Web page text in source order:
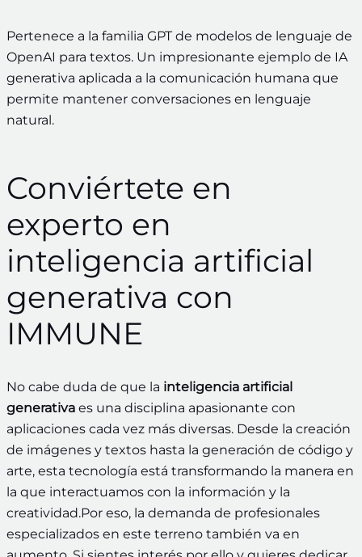
Pertenece a la familia GPT de modelos de lenguaje de
OpenAI para textos. Un impresionante ejemplo de IA
generativa aplicada a la comunicación humana que
permite mantener conversaciones en lenguaje
natural.
Conviértete en
experto en
inteligencia artificial
generativa con
IMMUNE
No cabe duda de que la inteligencia artificial
generativa es una disciplina apasionante con
aplicaciones cada vez más diversas. Desde la creación
de imágenes y textos hasta la generación de código y
arte, esta tecnología está transformando la manera en
la que interactuamos con la información y la
creatividad.Por eso, la demanda de profesionales
especializados en este terreno también va en